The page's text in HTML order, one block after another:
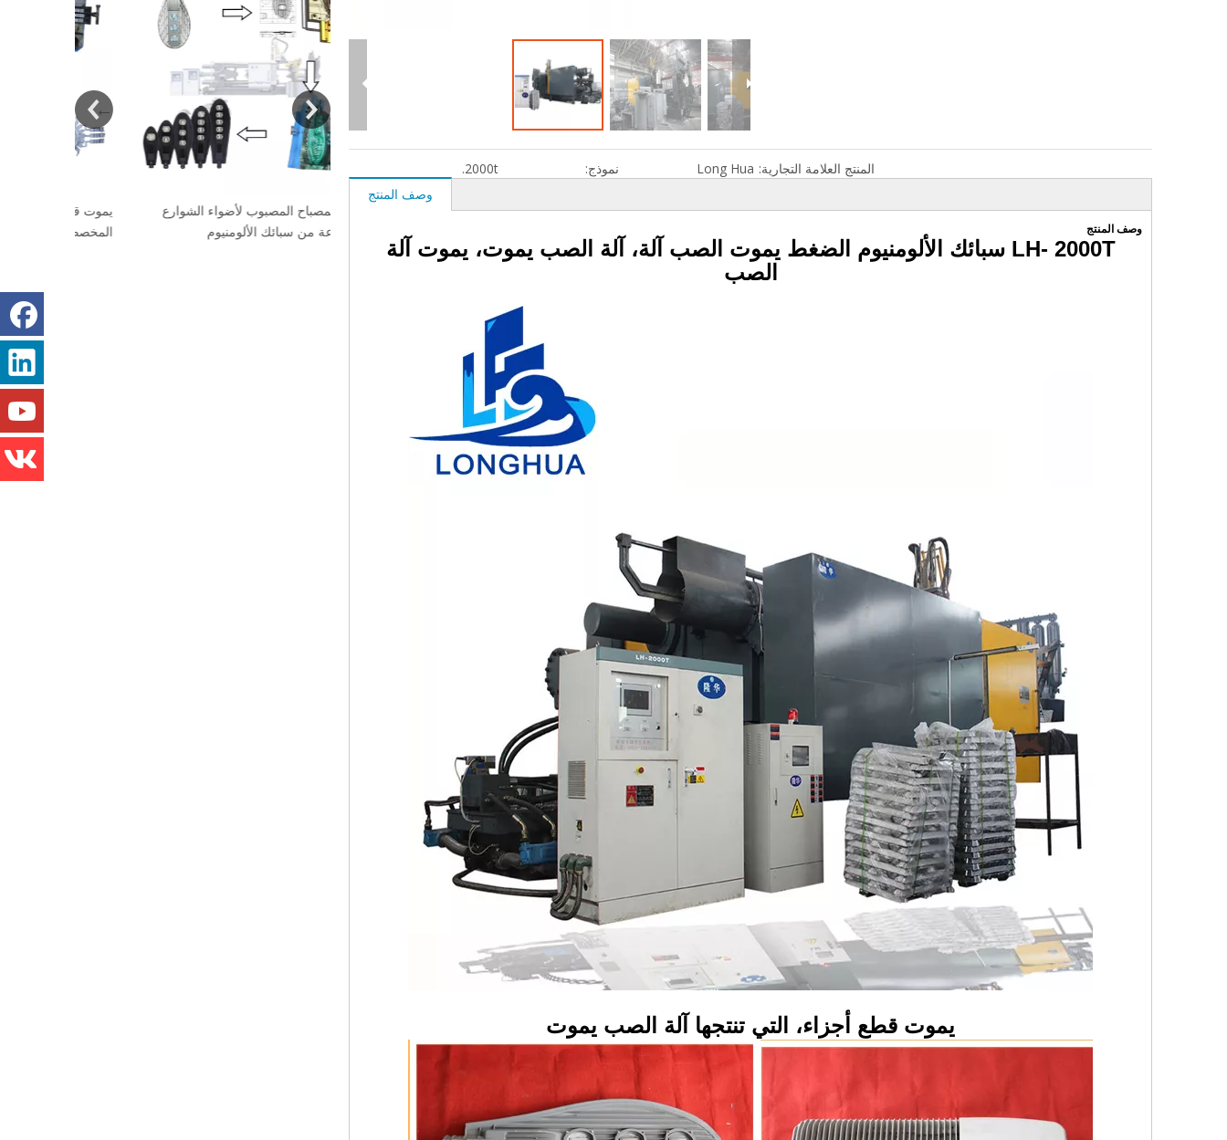
قالب المصباح المصبوب لأضواء الشوارع
المصنوعة من سبائك الألومنيوم
آلة صب القوالب المخصصة لمحرك سبائك
صمام تنظيم ضغط الغاز قالب مخصص عالي
نموذج: 2000t. المنتج العلامة التجارية: Long Hua
وصف المنتج
وصف المنتج
LH- 2000T سبائك الألومنيوم الضغط يموت الصب آلة، آلة الصب يموت، يموت آلة
الصب
يموت قطع أجزاء، التي تنتجها آلة الصب يموت